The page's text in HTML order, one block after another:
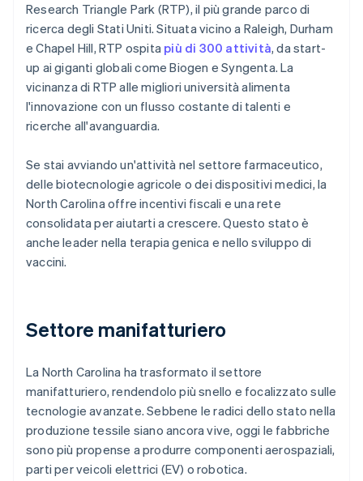
Research Triangle Park (RTP), il più grande parco di
ricerca degli Stati Uniti. Situata vicino a Raleigh, Durham
e Chapel Hill, RTP ospita più di 300 attività, da start-
up ai giganti globali come Biogen e Syngenta. La
vicinanza di RTP alle migliori università alimenta
l'innovazione con un flusso costante di talenti e
ricerche all'avanguardia.
Se stai avviando un'attività nel settore farmaceutico,
delle biotecnologie agricole o dei dispositivi medici, la
North Carolina offre incentivi fiscali e una rete
consolidata per aiutarti a crescere. Questo stato è
anche leader nella terapia genica e nello sviluppo di
vaccini.
Settore manifatturiero
La North Carolina ha trasformato il settore
manifatturiero, rendendolo più snello e focalizzato sulle
tecnologie avanzate. Sebbene le radici dello stato nella
produzione tessile siano ancora vive, oggi le fabbriche
sono più propense a produrre componenti aerospaziali,
parti per veicoli elettrici (EV) o robotica.